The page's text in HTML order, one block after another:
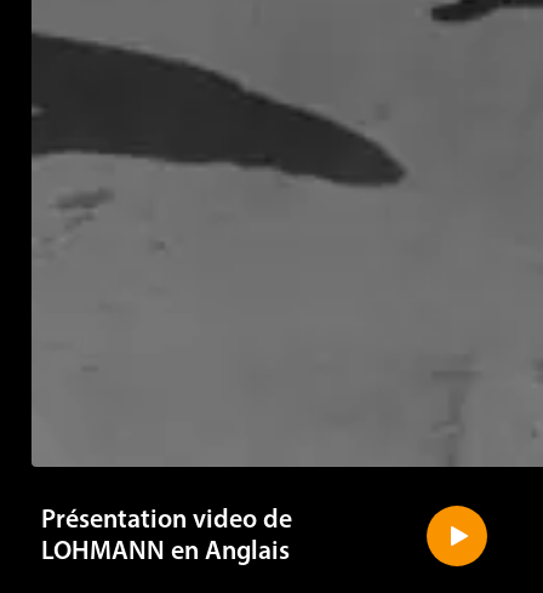
Présentation video de
LOHMANN en Anglais